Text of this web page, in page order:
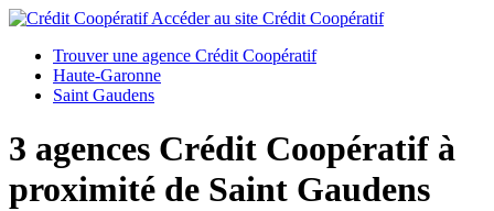
Accéder au site Crédit Coopératif
Trouver une agence Crédit Coopératif
Haute-Garonne
Saint Gaudens
3 agences Crédit Coopératif à
proximité de Saint Gaudens